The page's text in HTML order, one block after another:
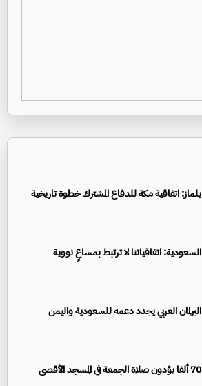
يلماز: اتفاقية مكة للدفاع المشترك خطوة تاريخية
السعودية: اتفاقياتنا لا ترتبط بمساعٍ نووية
البرلمان العربي يجدد دعمه للسعودية واليمن
70 ألفا يؤدون صلاة الجمعة في المسجد الأقصى